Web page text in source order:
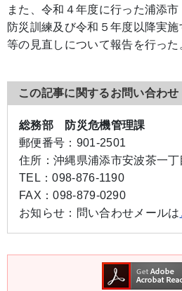
また、令和４年度に行った浦添
防災訓練及び令和５年度以降実
等の見直しについて報告を行った
この記事に関するお問い合わせ
総務部 防災危機管理課
郵便番号： 901-2501
住所： 沖縄県浦添市安波茶一
TEL：098-876-1190
FAX：098-879-0290
お知らせ： 問い合わせメールは